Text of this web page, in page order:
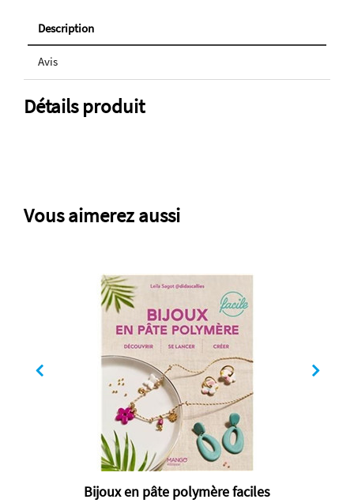
Description
Avis
Détails produit
Vous aimerez aussi
Bijoux en pâte polymère faciles